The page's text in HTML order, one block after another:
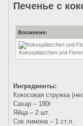
Печенье с
Вложение:
Kokosplätzchen und
Ингредиенты:
Кокосовая стружка
Сахар – 180г
Яйца – 2 шт.
Сок лимона – 1 ст.л.